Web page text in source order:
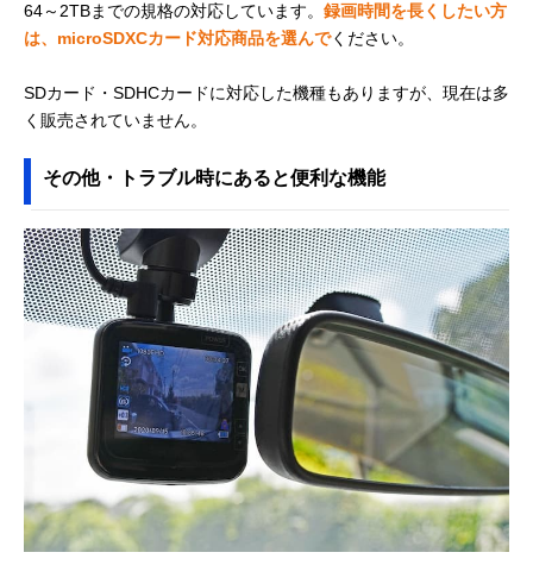
64～2TBまでの規格の対応しています。 録画時間を長くしたい方
は、microSDXCカード対応商品を選んでください。
SDカード・SDHCカードに対応した機種もありますが、現在は多
く販売されていません。
その他・トラブル時にあると便利な機能